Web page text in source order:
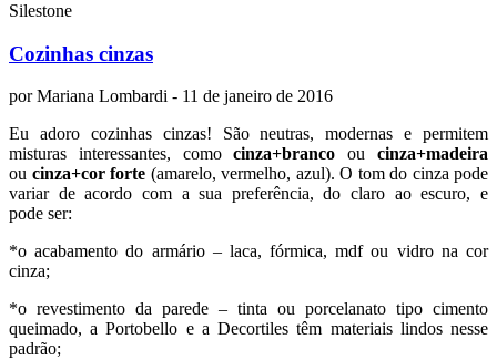
Silestone
Cozinhas cinzas
porMariana Lombardi - 11 de janeiro de 2016
Eu adoro cozinhas cinzas! São neutras, modernas e permitem
misturas interessantes, comocinza+branco oucinza+madeira
ou cinza+cor forte (amarelo, vermelho, azul). O tom do cinza pode
variar de acordo com a sua preferência, do claro ao escuro, e
pode ser:
*o acabamento do armário – laca, fórmica, mdf ou vidro na cor
cinza;
*o revestimento da parede – tinta ou porcelanato tipo cimento
queimado, a Portobello e a Decortiles têm materiais lindos nesse
padrão;